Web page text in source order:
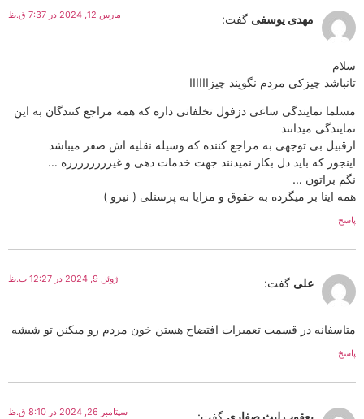
مهدی یوسفی گفت: مارس 12, 2024 در 7:37 ق.ظ
سلام
تانباشد چیزکی مردم نگویند چیزاااااا
مسلما نمایندگی ساعی دزفول تخلفاتی داره که همه مراجع کنندگان به این
نمایندگی میدانند
ازقبیل بی توجهی به مراجع کننده‌ که وسیله نقلیه اش صفر میباشد
اینجور که باید دل بکار نمیدنند جهت خدمات دهی و غیرررررررره …
نگم براتون …
همه اینا بر میگرده به حقوق و مزایا به پرسنلی ( نیرو )
پاسخ
علی گفت: ژوئن 9, 2024 در 12:27 ب.ظ
متاسفانه در قسمت تعمیرات افتضاح هستن خون مردم رو میکنن تو شیشه
پاسخ
سپتامبر 26, 2024 در 8:10 ق.ظ